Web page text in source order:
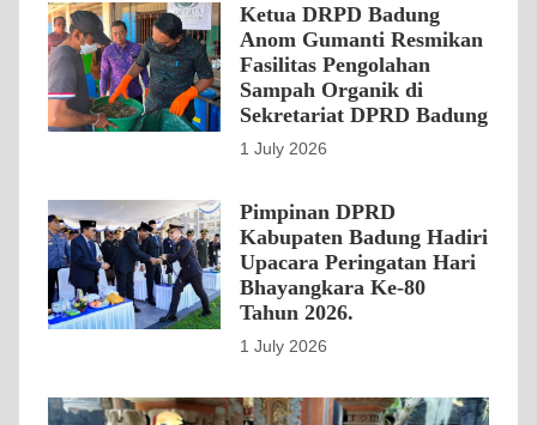
Ketua DRPD Badung
Anom Gumanti Resmikan
Fasilitas Pengolahan
Sampah Organik di
Sekretariat DPRD Badung
1 July 2026
Pimpinan DPRD
Kabupaten Badung Hadiri
Upacara Peringatan Hari
Bhayangkara Ke-80
Tahun 2026.
1 July 2026